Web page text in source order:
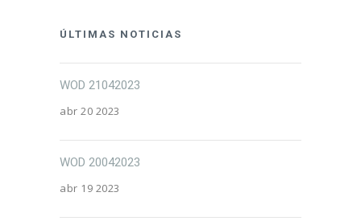
ÚLTIMAS NOTICIAS
WOD 21042023
abr 20 2023
WOD 20042023
abr 19 2023